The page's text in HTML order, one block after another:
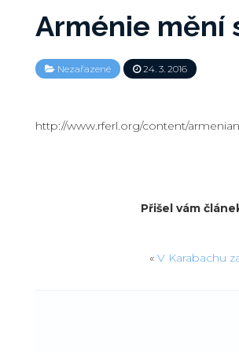
Arménie mění
Nezařazené 24. 3. 2016
http://www.rferl.org/content/
Přišel vám
« V Karabachu